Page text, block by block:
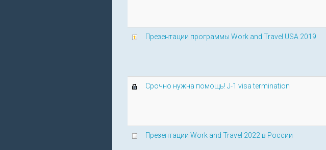
Презентации программы Work and Travel USA 2019
Срочно нужна помощь! J-1 visa termination
Презентации Work and Travel 2022 в России